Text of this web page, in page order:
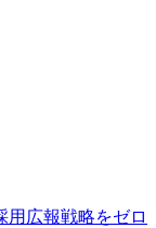
用広報戦略をゼロ